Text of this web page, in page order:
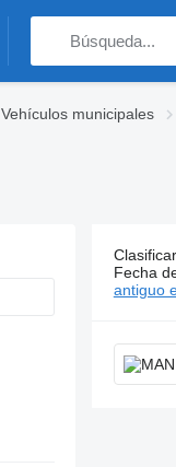
Vehículos municipales
645
Clasificar
Fecha
antiguo